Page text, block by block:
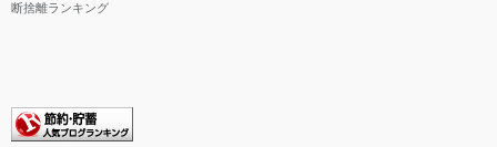
断捨離ランキング